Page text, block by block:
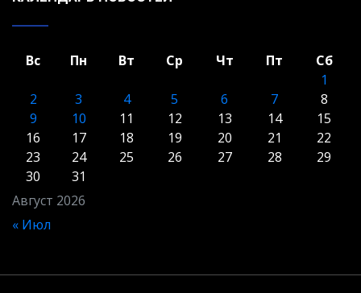
Август 2026
Вс Пн Вт Ср Чт Пт
Сб
1
2
3 4 5 6 7
8
9
10 11 12 13 14
15
16
17 18 19 20 21
22
23
24 25 26 27 28
29
30
31
« Июл